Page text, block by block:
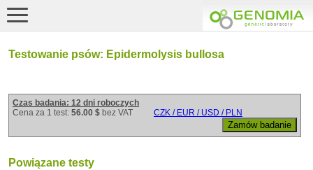
Testowanie psów: Epidermolysis bullosa
Czas badania: 12 dni roboczych
Cena za 1 test: 56.00 $ bez VAT CZK / EUR / USD / PLN
Powiązane testy